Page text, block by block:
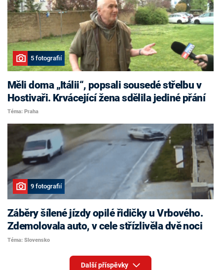
5 fotografií
Měli doma „Itálii“, popsali sousedé střelbu v
Hostivaři. Krvácející žena sdělila jediné přání
Téma: Praha
9 fotografií
Záběry šílené jízdy opilé řidičky u Vrbového.
Zdemolovala auto, v cele střízlivěla dvě noci
Téma: Slovensko
Další příspěvky